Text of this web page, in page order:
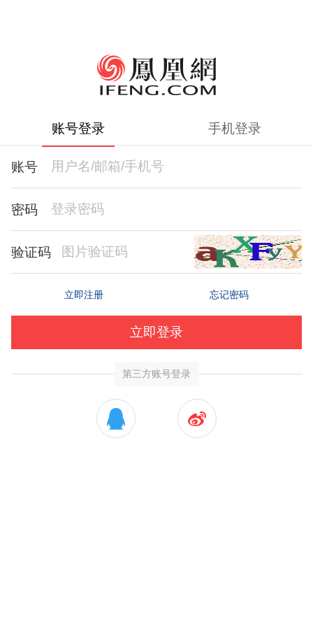
账号登录 手机登录
账号
密码
验证码
立即注册 忘记密码
立即登录
第三方账号登录